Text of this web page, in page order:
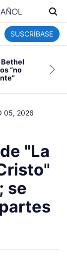
SUSCRÍBASE
Bethel
“no
05, 2026
"La
se